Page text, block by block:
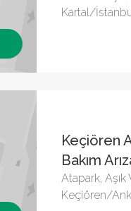
Kartal/
Keçiören
Bakım
Atapark,
Keçiören/